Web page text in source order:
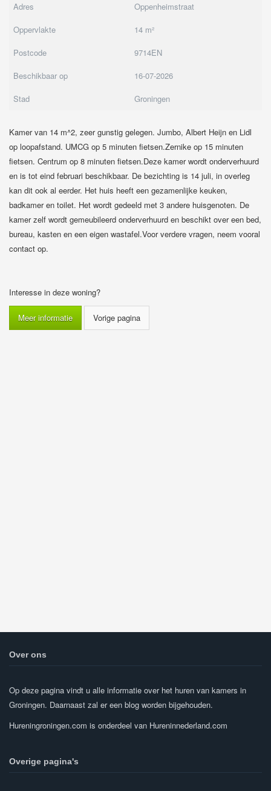
Adres
Oppenheimstraat
Oppervlakte
14 m²
Postcode
9714EN
Beschikbaar op
16-07-2026
Stad
Groningen
Kamer van 14 m^2, zeer gunstig gelegen. Jumbo, Albert Heijn en Lidl
op loopafstand. UMCG op 5 minuten fietsen.Zernike op 15 minuten
fietsen. Centrum op 8 minuten fietsen.Deze kamer wordt onderverhuurd
en is tot eind februari beschikbaar. De bezichting is 14 juli, in overleg
kan dit ook al eerder. Het huis heeft een gezamenlijke keuken,
badkamer en toilet. Het wordt gedeeld met 3 andere huisgenoten. De
kamer zelf wordt gemeubileerd onderverhuurd en beschikt over een bed,
bureau, kasten en een eigen wastafel.Voor verdere vragen, neem vooral
contact op.
Interesse in deze woning?
Meer informatie
Over ons
Op deze pagina vindt u alle informatie over het huren van kamers in
Groningen. Daarnaast zal er een blog worden bijgehouden.
Hureningroningen.com is onderdeel van Hureninnederland.com
Overige pagina's